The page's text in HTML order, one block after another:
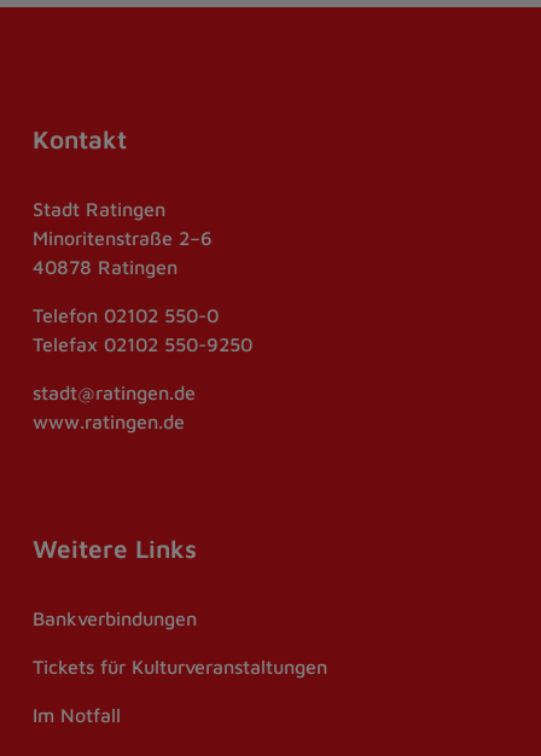
Kontakt
Stadt Ratingen
Minoritenstraße 2–6
40878 Ratingen
Telefon 02102 550-0
Telefax 02102 550-9250
stadt@ratingen.de
www.ratingen.de
Weitere Links
Bankverbindungen
Tickets für Kulturveranstaltungen
Im Notfall